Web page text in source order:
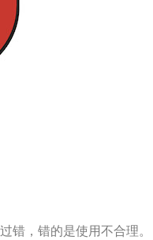
错，错的是使用不合理。